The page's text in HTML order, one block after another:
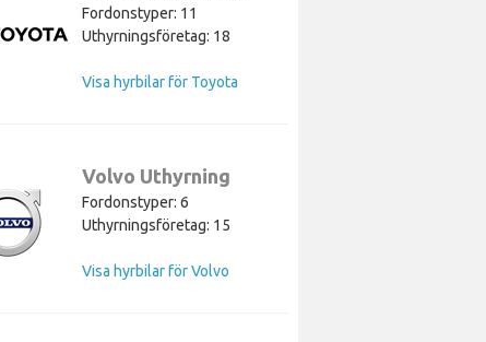
Fordonstyper: 11
Uthyrningsföretag: 18
Visa hyrbilar för Toyota
Volvo Uthyrning
Fordonstyper: 6
Uthyrningsföretag: 15
Visa hyrbilar för Volvo